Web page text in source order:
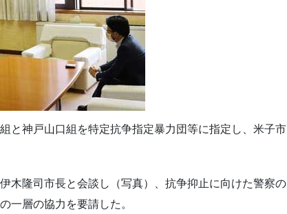
と神戸山口組を特定抗争指定暴力団等に指定し、米子市
木隆司市長と会談し（写真）、抗争抑止に向けた警察の
一層の協力を要請した。